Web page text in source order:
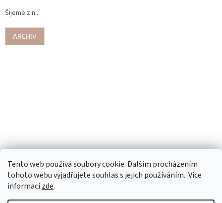
Tento web používá soubory cookie. Dalším procházením
tohoto webu vyjadřujete souhlas s jejich používáním.. Více
informacízde.
Šijeme z n...
ARCHIV